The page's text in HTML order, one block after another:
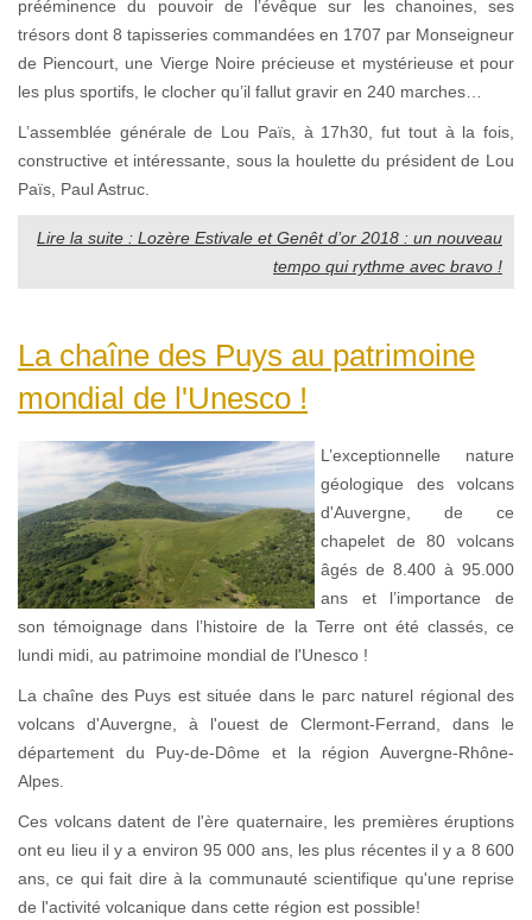
prééminence du pouvoir de l’évêque sur les chanoines, ses
trésors dont 8 tapisseries commandées en 1707 par Monseigneur
de Piencourt, une Vierge Noire précieuse et mystérieuse et pour
les plus sportifs, le clocher qu’il fallut gravir en 240 marches…
L’assemblée générale de Lou Païs, à 17h30, fut tout à la fois,
constructive et intéressante, sous la houlette du président de Lou
Païs, Paul Astruc.
Lire la suite : Lozère Estivale et Genêt d’or 2018 : un nouveau
tempo qui rythme avec bravo !
La chaîne des Puys au patrimoine
mondial de l'Unesco !
L’exceptionnelle nature
géologique des volcans
d'Auvergne, de ce
chapelet de 80 volcans
âgés de 8.400 à 95.000
ans et l’importance de
son témoignage dans l’histoire de la Terre ont été classés, ce
lundi midi, au patrimoine mondial de l'Unesco !
La chaîne des Puys est située dans le parc naturel régional des
volcans d'Auvergne, à l'ouest de Clermont-Ferrand, dans le
département du Puy-de-Dôme et la région Auvergne-Rhône-
Alpes.
Ces volcans datent de l'ère quaternaire, les premières éruptions
ont eu lieu il y a environ 95 000 ans, les plus récentes il y a 8 600
ans, ce qui fait dire à la communauté scientifique qu'une reprise
de l'activité volcanique dans cette région est possible!